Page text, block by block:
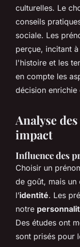
culturelles. Le
conseils
sociale. Les
perçue, incitant
l'histoire et les
en compte les
décision
Analyse
impact
Influence des
Choisir un
de goût, mais
l’identité. Les
notre
Des études ont
sont prisés pour